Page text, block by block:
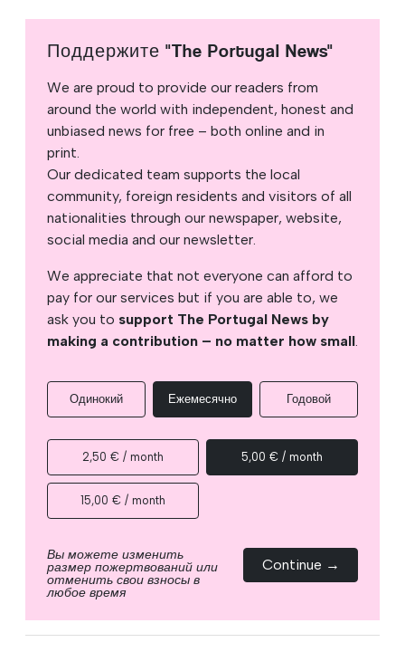
Поддержите "The Portugal News"
We are proud to provide our readers from
around the world with independent, honest and
unbiased news for free – both online and in
print.
Our dedicated team supports the local
community, foreign residents and visitors of all
nationalities through our newspaper, website,
social media and our newsletter.
We appreciate that not everyone can afford to
pay for our services but if you are able to, we
ask you to support The Portugal News by
making a contribution – no matter how small.
Одинокий Ежемесячно Годовой
2,50 € / month 5,00 € / month
15,00 € / month
Вы можете изменить
размер пожертвований или
отменить свои взносы в
любое время
Continue →